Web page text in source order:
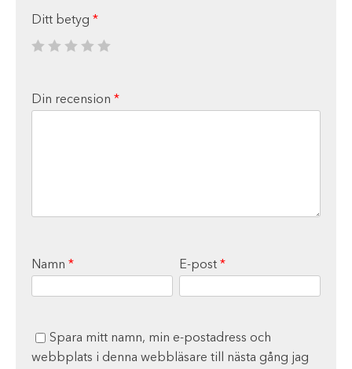
Ditt betyg *
Din recension *
Namn * E-post *
Spara mitt namn, min e-postadress och
webbplats i denna webbläsare till nästa gång jag